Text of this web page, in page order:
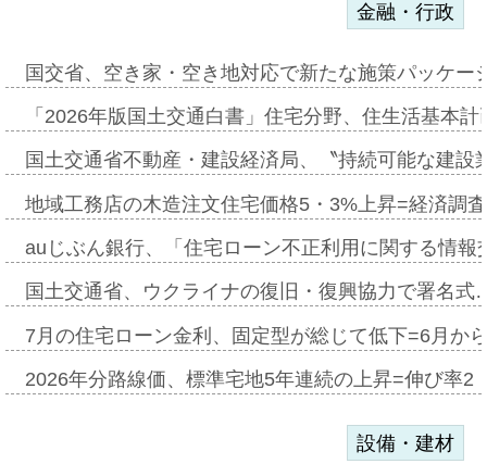
金融・行政
国交省、空き家・空き地対応で新たな施策パッケ
「2026年版国土交通白書」住宅分野、住生活基本
国土交通省不動産・建設経済局、〝持続可能な建
地域工務店の木造注文住宅価格5・3%上昇=経済調
auじぶん銀行、「住宅ローン不正利用に関する情
国土交通省、ウクライナの復旧・復興協力で署名
7月の住宅ローン金利、固定型が総じて低下=6月か
2026年分路線価、標準宅地5年連続の上昇=伸び率
設備・建材